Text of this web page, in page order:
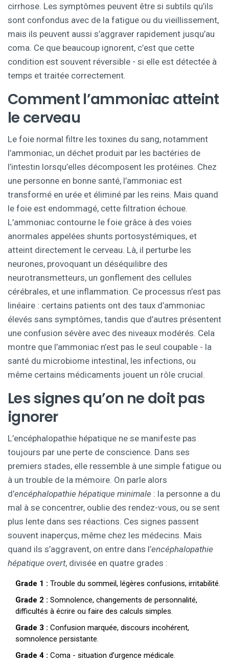
cirrhose. Les symptômes peuvent être si subtils qu’ils
sont confondus avec de la fatigue ou du vieillissement,
mais ils peuvent aussi s’aggraver rapidement jusqu’au
coma. Ce que beaucoup ignorent, c’est que cette
condition est souvent réversible - si elle est détectée à
temps et traitée correctement.
Comment l’ammoniac atteint
le cerveau
Le foie normal filtre les toxines du sang, notamment
l’ammoniac, un déchet produit par les bactéries de
l’intestin lorsqu’elles décomposent les protéines. Chez
une personne en bonne santé, l’ammoniac est
transformé en urée et éliminé par les reins. Mais quand
le foie est endommagé, cette filtration échoue.
L’ammoniac contourne le foie grâce à des voies
anormales appelées shunts portosystémiques, et
atteint directement le cerveau. Là, il perturbe les
neurones, provoquant un déséquilibre des
neurotransmetteurs, un gonflement des cellules
cérébrales, et une inflammation. Ce processus n’est pas
linéaire : certains patients ont des taux d’ammoniac
élevés sans symptômes, tandis que d’autres présentent
une confusion sévère avec des niveaux modérés. Cela
montre que l’ammoniac n’est pas le seul coupable - la
santé du microbiome intestinal, les infections, ou
même certains médicaments jouent un rôle crucial.
Les signes qu’on ne doit pas
ignorer
L’encéphalopathie hépatique ne se manifeste pas
toujours par une perte de conscience. Dans ses
premiers stades, elle ressemble à une simple fatigue ou
à un trouble de la mémoire. On parle alors
d’encéphalopathie hépatique minimale : la personne a du
mal à se concentrer, oublie des rendez-vous, ou se sent
plus lente dans ses réactions. Ces signes passent
souvent inaperçus, même chez les médecins. Mais
quand ils s’aggravent, on entre dans l’encéphalopathie
hépatique overt, divisée en quatre grades :
Grade 1 : Trouble du sommeil, légères confusions, irritabilité.
Grade 2 : Somnolence, changements de personnalité,
difficultés à écrire ou faire des calculs simples.
Grade 3 : Confusion marquée, discours incohérent,
somnolence persistante.
Grade 4 : Coma - situation d’urgence médicale.